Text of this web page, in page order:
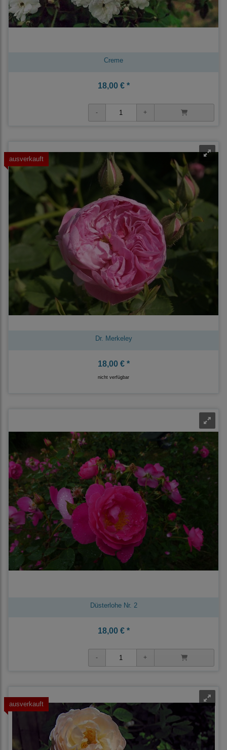
Creme
18,00 € *
ausverkauft
Dr. Merkeley
18,00 € *
nicht verfügbar
Düsterlohe Nr. 2
18,00 € *
ausverkauft